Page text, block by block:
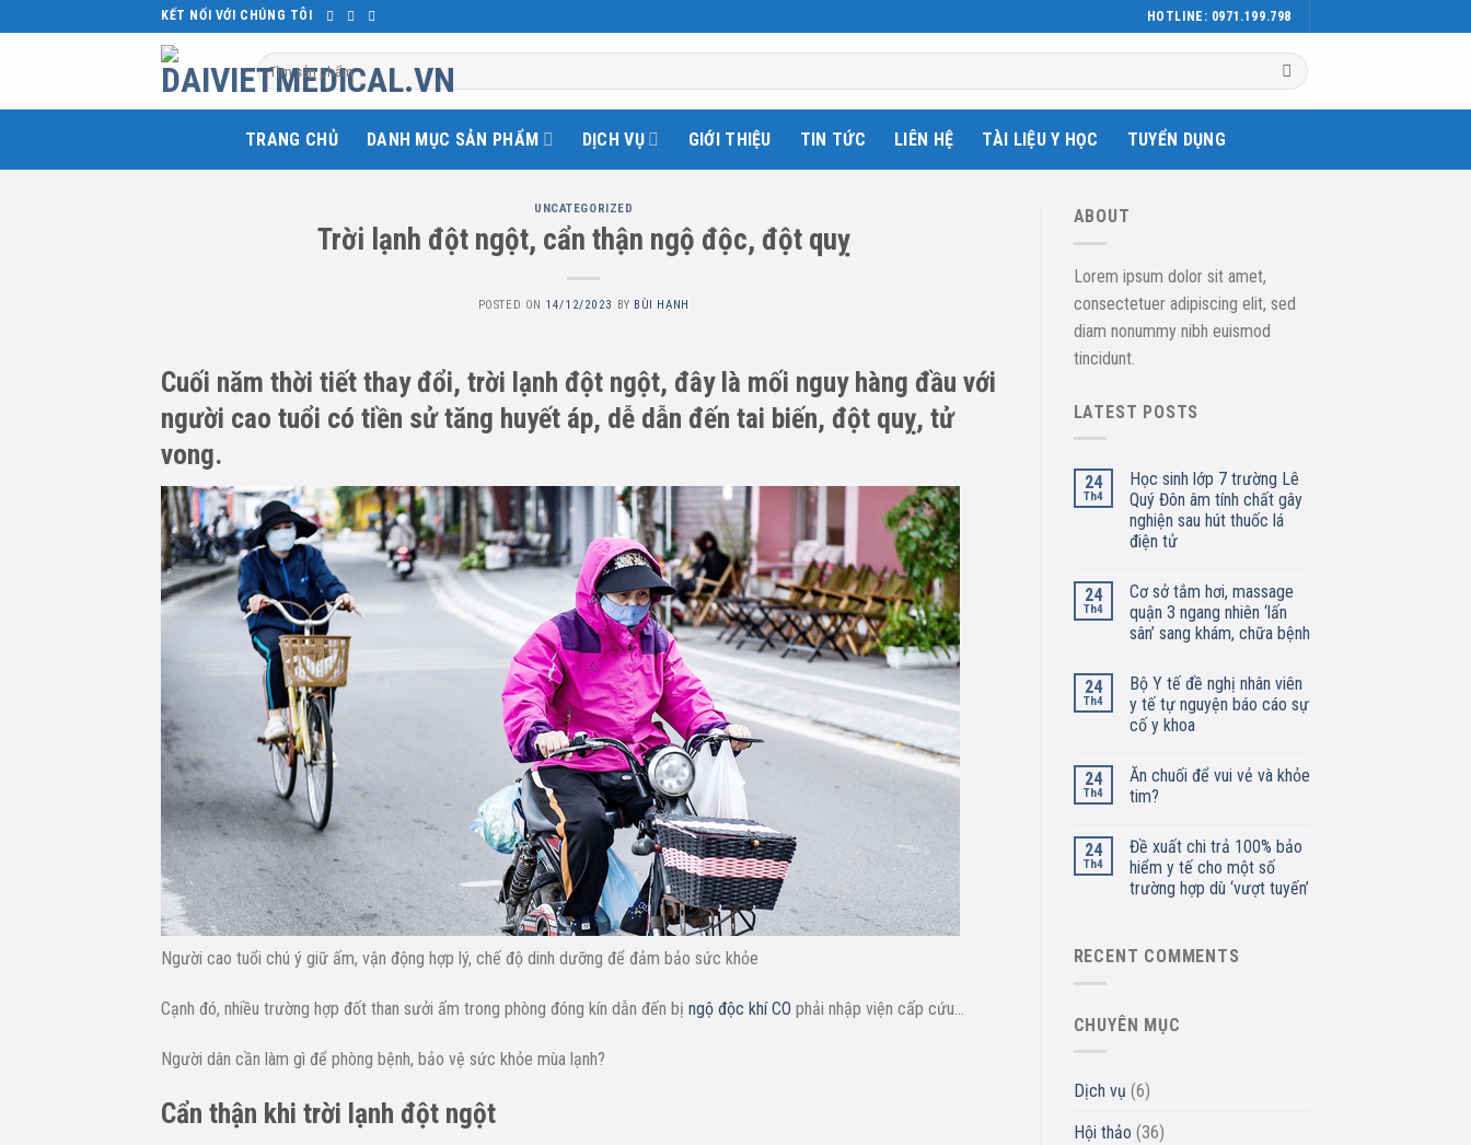
to
KẾT NỐI VỚI CHÚNG TÔI HOTLINE: 0971.199.798
Tìm
kiếm:
TRANG CHỦ DANH MỤC SẢN PHẨM DỊCH VỤ GIỚI THIỆU TIN TỨC LIÊN HỆ TÀI LIỆU Y HỌC TUYỂN DỤNG
UNCATEGORIZED
Trời lạnh đột ngột, cẩn thận ngộ độc, đột quỵ
POSTED ON 14/12/2023 BY BÙI HẠNH
Cuối năm thời tiết thay đổi, trời lạnh đột ngột, đây là mối nguy hàng đầu với
người cao tuổi có tiền sử tăng huyết áp, dễ dẫn đến tai biến, đột quỵ, tử
vong.
Người cao tuổi chú ý giữ ấm, vận động hợp lý, chế độ dinh dưỡng để đảm bảo sức khỏe
Cạnh đó, nhiều trường hợp đốt than sưởi ấm trong phòng đóng kín dẫn đến bị ngộ độc khí CO phải nhập viện cấp cứu…
Người dân cần làm gì để phòng bệnh, bảo vệ sức khỏe mùa lạnh?
Cẩn thận khi trời lạnh đột ngột
ABOUT
Lorem ipsum dolor sit amet,
consectetuer adipiscing elit, sed
diam nonummy nibh euismod
tincidunt.
LATEST POSTS
24
Th4
Học sinh lớp 7 trường Lê
Quý Đôn âm tính chất gây
nghiện sau hút thuốc lá
điện tử
24
Th4
Cơ sở tắm hơi, massage
quận 3 ngang nhiên ‘lấn
sân’ sang khám, chữa bệnh
24
Th4
Bộ Y tế đề nghị nhân viên
y tế tự nguyện báo cáo sự
cố y khoa
24
Th4
Ăn chuối để vui vẻ và khỏe
tim?
24
Th4
Đề xuất chi trả 100% bảo
hiểm y tế cho một số
trường hợp dù ‘vượt tuyến’
RECENT COMMENTS
CHUYÊN MỤC
Dịch vụ (6)
Hội thảo (36)